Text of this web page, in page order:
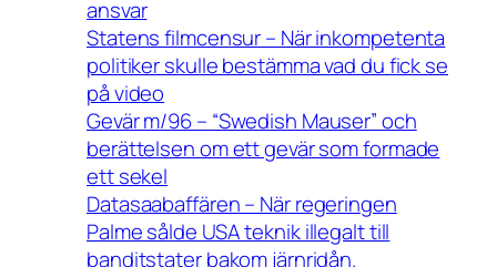
ansvar
Statens filmcensur – När inkompetenta
politiker skulle bestämma vad du fick se
på video
Gevär m/96 – “Swedish Mauser” och
berättelsen om ett gevär som formade
ett sekel
Datasaabaffären – När regeringen
Palme sålde USA teknik illegalt till
banditstater bakom järnridån.